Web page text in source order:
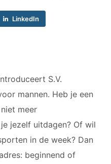
DANS
GYM
50+
gym
Bootcamp)
LinkedIn
S.V.
mannen. Heb je een
meer
jezelf uitdagen? Of wil
in de week? Dan
beginnend of